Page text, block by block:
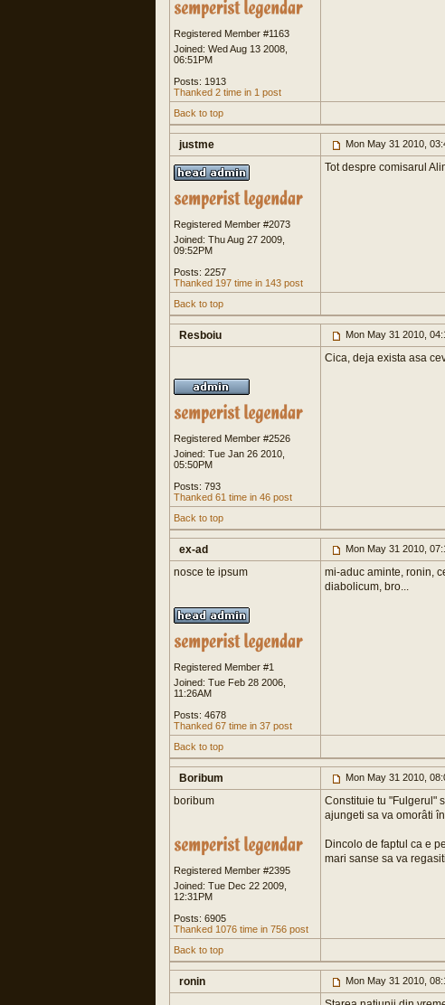
Registered Member #1163
Joined: Wed Aug 13 2008,
06:51PM
Posts: 1913
Thanked 2 time in 1 post
Back to top
justme Mon May 31 2010,
Registered Member #2073
Joined: Thu Aug 27 2009,
09:52PM
Posts: 2257
Thanked 197 time in 143 post
Tot despre comisarul
Back to top
Resboiu Mon May 31 2010,
Registered Member #2526
Joined: Tue Jan 26 2010,
05:50PM
Posts: 793
Thanked 61 time in 46 post
Cica, deja exista asa
Back to top
ex-ad Mon May 31 2010,
nosce te ipsum
Registered Member #1
Joined: Tue Feb 28 2006,
11:26AM
Posts: 4678
Thanked 67 time in 37 post
mi-aduc aminte, ronin,
diabolicum, bro...
Back to top
Boribum Mon May 31 2010,
boribum
Registered Member #2395
Joined: Tue Dec 22 2009,
12:31PM
Posts: 6905
Thanked 1076 time in 756 post
Constituie tu "Fulgerul"
ajungeti sa va omorâti
Dincolo de faptul ca e
mari sanse sa va
Back to top
ronin Mon May 31 2010,